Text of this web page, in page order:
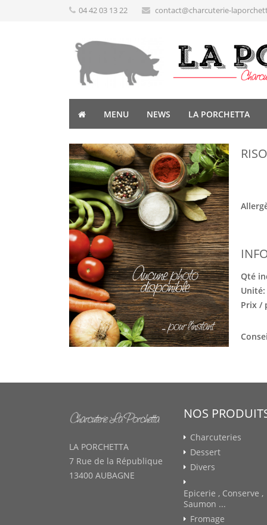
04 42 03 13 22 contact@charcuterie-
MENU NEWS LA PORCHETTA
Qté
Unité:
Prix /
LA PORCHETTA
7 Rue de la République
13400 AUBAGNE
NOS
Charcuteries
Dessert
Divers
Epicerie , Conserve ,
Saumon ...
Fromage